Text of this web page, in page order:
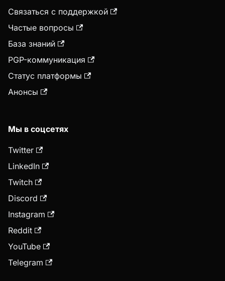
Связаться с поддержкой
Частые вопросы
База знаний
PGP-коммуникация
Статус платформы
Анонсы
Мы в соцсетях
Twitter
LinkedIn
Twitch
Discord
Instagram
Reddit
YouTube
Telegram